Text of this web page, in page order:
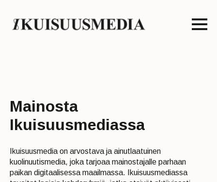
Mainosta
Ikuisuusmediassa
Ikuisuusmedia on arvostava ja ainutlaatuinen
kuolinuutismedia, joka tarjoaa mainostajalle parhaan
paikan digitaalisessa maailmassa. Ikuisuusmediassa